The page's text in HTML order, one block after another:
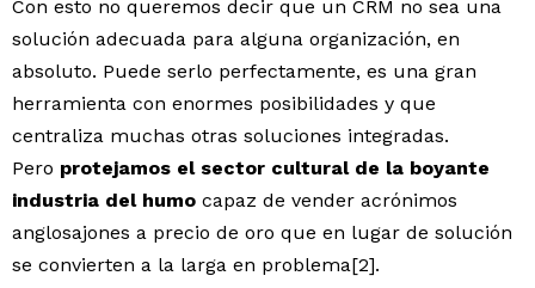
Con esto no queremos decir que un CRM no sea una
solución adecuada para alguna organización, en
absoluto. Puede serlo perfectamente, es una gran
herramienta con enormes posibilidades y que
centraliza muchas otras soluciones integradas.
Pero protejamos el sector cultural de la boyante
industria del humo capaz de vender acrónimos
anglosajones a precio de oro que en lugar de solución
se convierten a la larga en problema[2].